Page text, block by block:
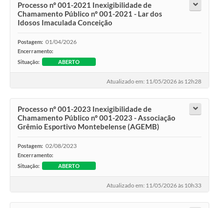
Processo nº 001-2021 Inexigibilidade de
Chamamento Público nº 001-2021 - Lar dos
Idosos Imaculada Conceição
Postagem: 01/04/2026
Encerramento:
Situação:
ABERTO
Atualizado em: 11/05/2026 às 12h28
Processo nº 001-2023 Inexigibilidade de
Chamamento Público nº 001-2023 - Associação
Grêmio Esportivo Montebelense (AGEMB)
Postagem: 02/08/2023
Encerramento:
Situação:
ABERTO
Atualizado em: 11/05/2026 às 10h33